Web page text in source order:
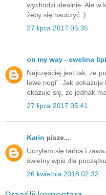
wychodzi idealnie. Ale w
żeby się nauczyć :)
27 lipca 2017 05:35
on my way - ewelina
Najczęściej jest tak, że
lewe nogi". Jak
okazuje się, że jednak
27 lipca 2017 05:41
Karin pisze...
Uczyłam się tańca i
świetny wpis dla
26 kwietnia 2018 02:32